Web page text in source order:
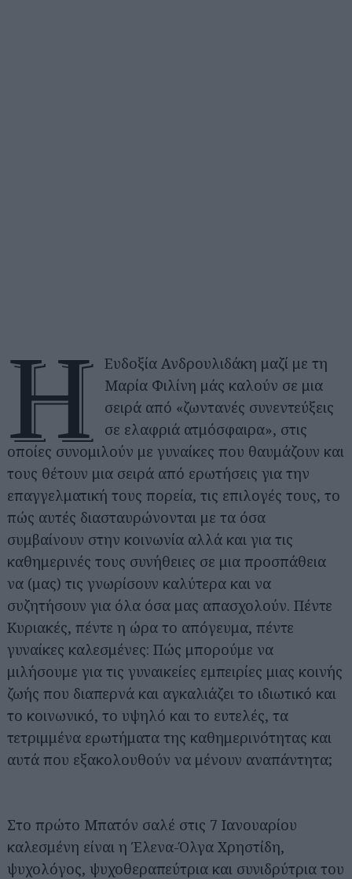
Η
Ευδοξία Ανδρουλιδάκη μαζί με τη
Μαρία Φιλίνη μάς καλούν σε μια
σειρά από «ζωντανές συνεντεύξεις
σε ελαφριά ατμόσφαιρα», στις
οποίες συνομιλούν με γυναίκες που θαυμάζουν και
τους θέτουν μια σειρά από ερωτήσεις για την
επαγγελματική τους πορεία, τις επιλογές τους, το
πώς αυτές διασταυρώνονται με τα όσα
συμβαίνουν στην κοινωνία αλλά και για τις
καθημερινές τους συνήθειες σε μια προσπάθεια
να (μας) τις γνωρίσουν καλύτερα και να
συζητήσουν για όλα όσα μας απασχολούν. Πέντε
Κυριακές, πέντε η ώρα το απόγευμα, πέντε
γυναίκες καλεσμένες: Πώς μπορούμε να
μιλήσουμε για τις γυναικείες εμπειρίες μιας κοινής
ζωής που διαπερνά και αγκαλιάζει το ιδιωτικό και
το κοινωνικό, το υψηλό και το ευτελές, τα
τετριμμένα ερωτήματα της καθημερινότητας και
αυτά που εξακολουθούν να μένουν αναπάντητα;
Στο πρώτο Μπατόν σαλέ στις 7 Ιανουαρίου
καλεσμένη είναι η Έλενα-Όλγα Χρηστίδη,
ψυχολόγος, ψυχοθεραπεύτρια και συνιδρύτρια του